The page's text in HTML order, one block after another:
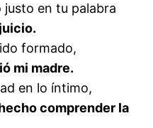
en tu palabra
formado,
mi madre.
en lo íntimo,
comprender la